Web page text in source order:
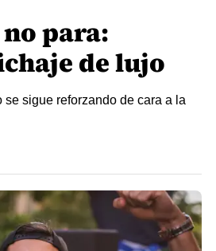
para:
de lujo
se sigue reforzando de cara a la